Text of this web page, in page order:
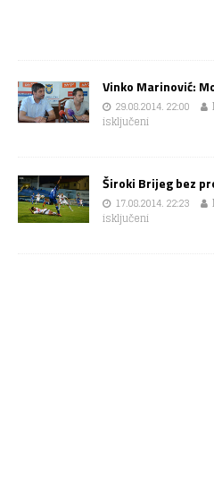
Vinko Marinović:
29.08.2014. 22:00
isključeni
Široki Brijeg bez
17.08.2014. 22:23
isključeni